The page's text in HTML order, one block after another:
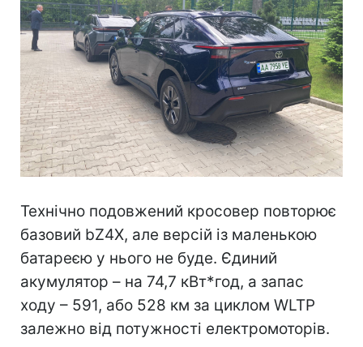
Технічно подовжений кросовер повторює
базовий bZ4X, але версій із маленькою
батареєю у нього не буде. Єдиний
акумулятор – на 74,7 кВт*год, а запас
ходу – 591, або 528 км за циклом WLTP
залежно від потужності електромоторів.